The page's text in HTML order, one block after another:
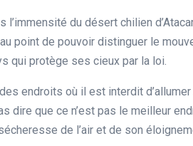
l’immensité du désert chilien
point de pouvoir distinguer le
qui protège ses cieux par la loi.
endroits où il est interdit
dire que ce n’est pas le meilleur
de l’air et de son